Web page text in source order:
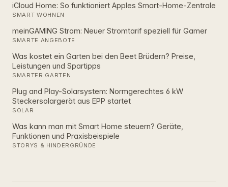
iCloud Home: So funktioniert Apples Smart‑Home‑Zentrale
SMART WOHNEN
meinGAMING Strom: Neuer Stromtarif speziell für Gamer
SMARTE ANGEBOTE
Was kostet ein Garten bei den Beet Brüdern? Preise,
Leistungen und Spartipps
SMARTER GARTEN
Plug and Play-Solarsystem: Normgerechtes 6 kW
Steckersolargerät aus EPP startet
SOLAR
Was kann man mit Smart Home steuern? Geräte,
Funktionen und Praxisbeispiele
STORYS & HINDERGRÜNDE